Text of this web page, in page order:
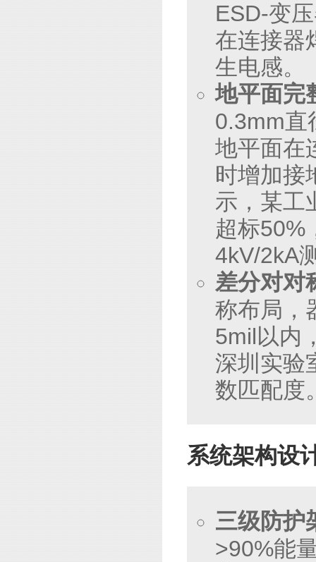
ESD-变
在连接器
生电感。
地平面完
0.3mm直
地平面在
时增加接
示，某工
超标50%
4kV/2kA
差分对对
称布局，
5mil以内
深圳实验
数匹配度
系统架构设
三级防护
>90%能